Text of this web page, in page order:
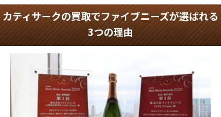
カティサークの買取でファイブニーズが選ばれる
3つの理由